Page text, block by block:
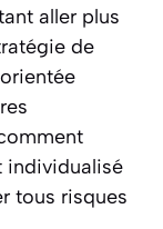
aller plus
de
individualisé
tous risques